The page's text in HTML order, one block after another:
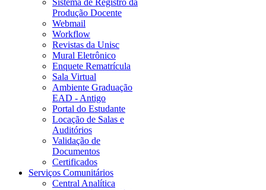
Sistema de Registro da
Produção Docente
Webmail
Workflow
Revistas da Unisc
Mural Eletrônico
Enquete Rematrícula
Sala Virtual
Ambiente Graduação
EAD - Antigo
Portal do Estudante
Locação de Salas e
Auditórios
Validação de
Documentos
Certificados
Serviços Comunitários
Central Analítica